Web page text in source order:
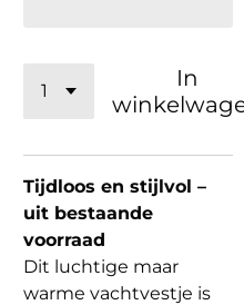
In
Tijdloos en stijlvol –
uit bestaande
voorraad
Dit luchtige maar
warme vachtvestje is